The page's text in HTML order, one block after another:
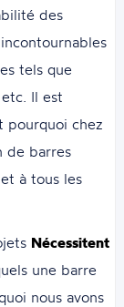
des
tels que
Il est
pourquoi chez
de barres
à tous les
Nécessitent
une barre
nous avons